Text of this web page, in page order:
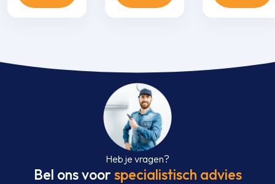
infrarood
infrarood
infrarood
Heb je vragen?
Bel ons voorspecialistisch advies